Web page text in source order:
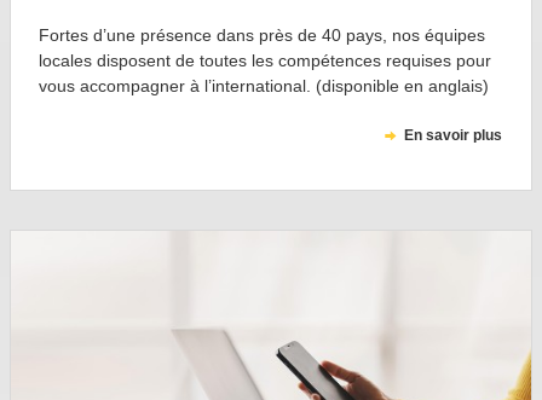
Fortes d’une présence dans près de 40 pays, nos équipes
locales disposent de toutes les compétences requises pour
vous accompagner à l’international. (disponible en anglais)
En savoir plus